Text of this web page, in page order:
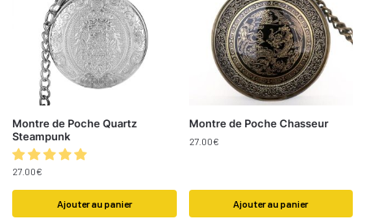
Montre de Poche Quartz
Steampunk
27.00€
Ajouter au panier
Montre de Poche Chasseur
27.00€
Ajouter au panier